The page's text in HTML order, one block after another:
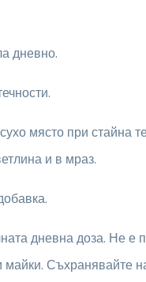
дневно.
място при стайна
и в мраз.
дневна доза. Не е
Съхранявайте